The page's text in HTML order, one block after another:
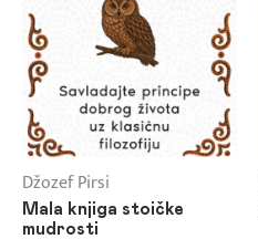
Džozef Pirsi
Mala knjiga stoičke
mudrosti